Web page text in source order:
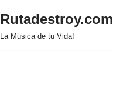
Rutadestroy.com
La Música de tu Vida!